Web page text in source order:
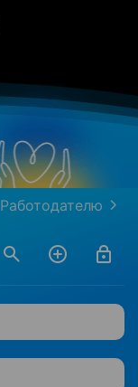
Работодателю